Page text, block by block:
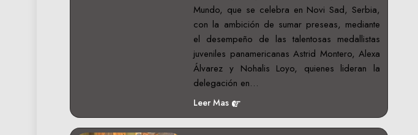
Mundo, que se celebra en Novi Sad, Serbia,
con la ambición de sumar preseas, mediante
el desempeño de las talentosas medallistas
juveniles panamericanas Astrid Montero, Alexa
Álvarez y Nohalis Loyo, quienes lideran la
delegación en…
Leer Mas